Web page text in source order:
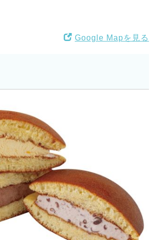
Google Mapを見る